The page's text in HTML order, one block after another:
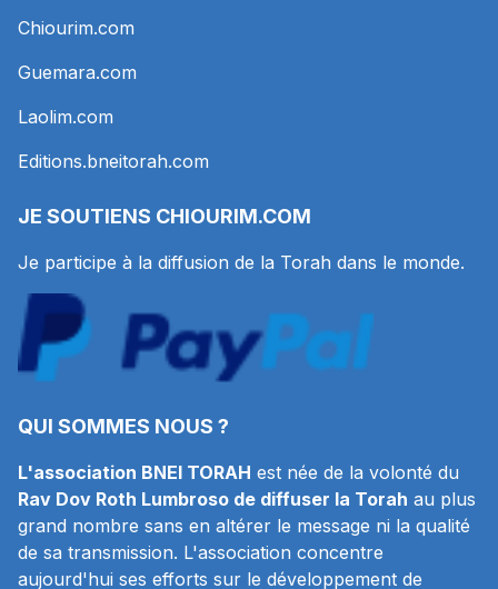
Chiourim.com
Guemara.com
Laolim.com
Editions.bneitorah.com
JE SOUTIENS CHIOURIM.COM
Je participe à la diffusion de la Torah dans le monde.
QUI SOMMES NOUS ?
L'association BNEI TORAH est née de la volonté du
Rav Dov Roth Lumbroso de diffuser la Torah au plus
grand nombre sans en altérer le message ni la qualité
de sa transmission. L'association concentre
aujourd'hui ses efforts sur le développement de